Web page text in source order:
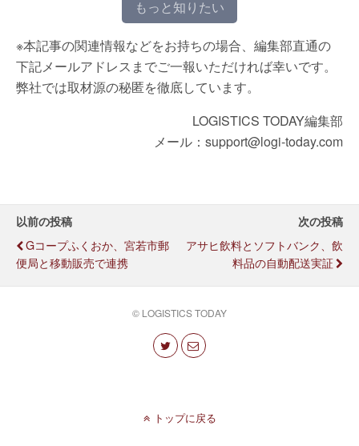
もっと知りたい
※本記事の関連情報などをお持ちの場合、編集部直通の
下記メールアドレスまでご一報いただければ幸いです。
弊社では取材源の秘匿を徹底しています。
LOGISTICS TODAY編集部
メール：support@logi-today.com
以前の投稿
Gコープふくおか、宮若市郵
便局と移動販売で連携
次の投稿
アサヒ飲料とソフトバンク、飲
料品の自動配送実証
© LOGISTICS TODAY
トップに戻る